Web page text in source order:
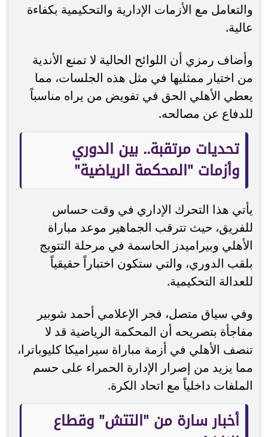
والتعامل مع الأزمات الإدارية والتحكيمية بكفاءة
عالية.
وأضاف رمزي أن اللوائح الحالية لا تمنع الأندية
من اختيار ممثليها في مثل هذه الجلسات، مما
يعطي الأهلي الحق في تفويض من يراه مناسباً
للدفاع عن مصالحه.
تحديات مرتقبة.. بين الدوري
وأزمات "المحكمة الرياضية"
يأتي هذا التحرك الإداري في وقت حساس
للفريق، حيث تترقب الجماهير موعد مباراة
الأهلي وبيراميدز الحاسمة في مرحلة التتويج
بلقب الدوري، والتي ستكون اختباراً حقيقياً
للعدالة التحكيمية.
وفي سياق متصل، فجر الإعلامي أحمد شوبير
مفاجأة بتصريحه أن المحكمة الرياضية قد لا
تنصف الأهلي في أزمة مباراة سيراميكا كليوباترا،
مما يزيد من إصرار الإدارة الحمراء على حسم
الملفات داخلياً مع اتحاد الكرة.
أخبار سارة من "التتش" وقطاع